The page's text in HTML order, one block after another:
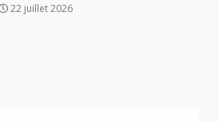
22 juillet 2026